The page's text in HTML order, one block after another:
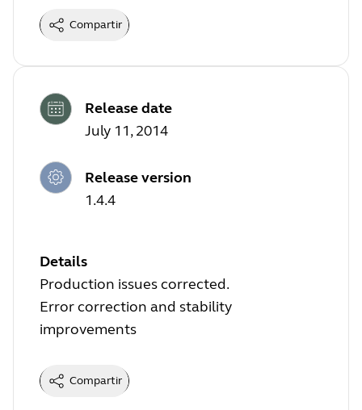
Compartir
Release date
July 11, 2014
Release version
1.4.4
Details
Production issues corrected.
Error correction and stability
improvements
Compartir